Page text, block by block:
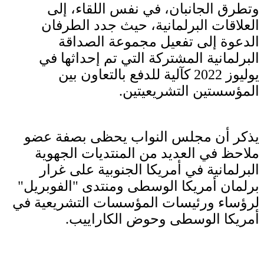
وتطرق الجانبان، في نفس اللقاء، إلى
العلاقات البرلمانية، حيث جدد الطرفان
الدعوة إلى تفعيل مجموعة الصداقة
البرلمانية المشتركة التي تم إحداثها في
يوليوز 2022 كآلية للدفع بالتعاون بين
المؤسستين التشريعيتين.
يذكر أن مجلس النواب يحظى بصفة عضو
ملاحظ في العديد من المنتديات الجهوية
البرلمانية في أمريكا الجنوبية على غرار
برلمان أمريكا الوسطى ومنتدى "الفوبريل"
لرؤساء ورئيسات المؤسسات التشريعية في
أمريكا الوسطى وحوض الكاراييب.